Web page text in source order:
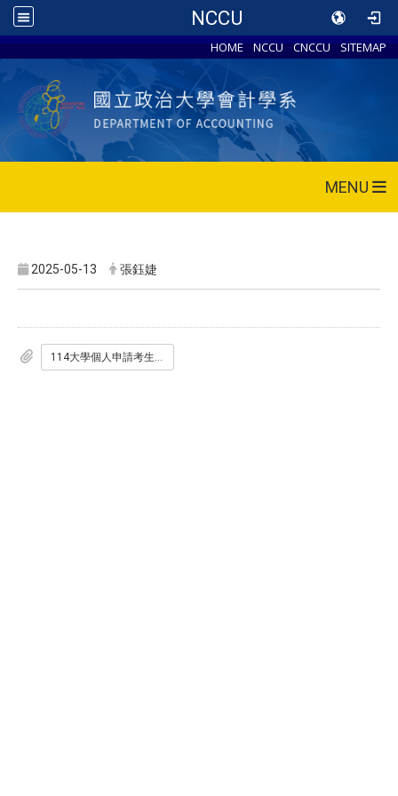
NCCU
HOME NCCU CNCCU SITEMAP
MENU
2025-05-13 張鈺婕
114大學個人申請考生分組名單_遮罩_.pdf